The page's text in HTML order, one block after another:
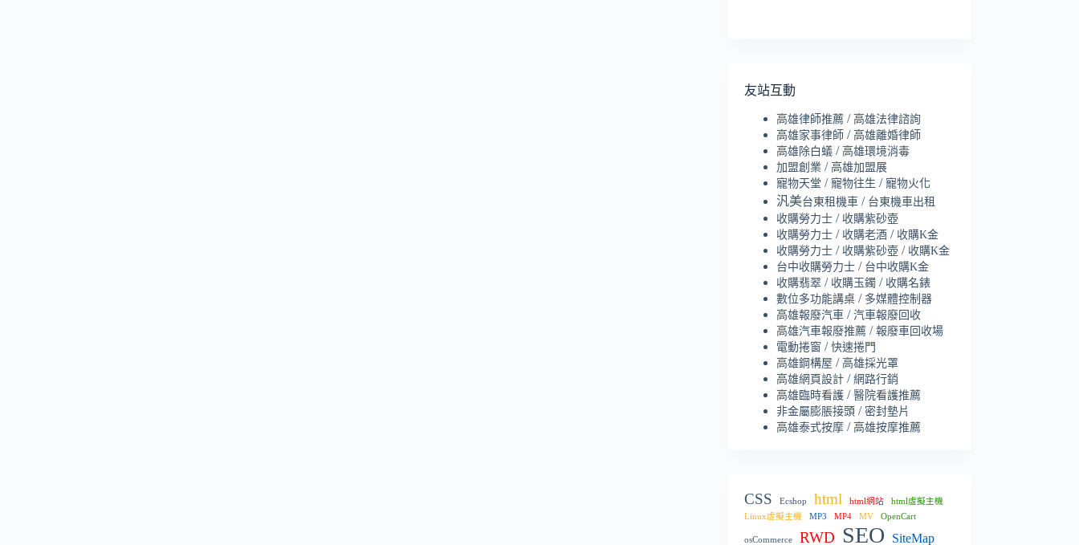
友站互動
高雄律師推薦 /高雄法律諮詢
高雄家事律師 /高雄離婚律師
高雄除白蟻 /高雄環境消毒
加盟創業 /高雄加盟展
寵物天堂 /寵物往生 /寵物火化
汎美台東租機車 / 台東機車出租
收購勞力士 / 收購紫砂壺
收購勞力士 / 收購老酒 / 收購K金
收購勞力士 / 收購紫砂壺 / 收購K金
台中收購勞力士 / 台中收購K金
收購翡翠 / 收購玉鐲 / 收購名錶
數位多功能講桌 / 多媒體控制器
高雄報廢汽車 /汽車報廢回收
高雄汽車報廢推薦 /報廢車回收場
電動捲窗 /快速捲門
高雄鋼構屋 /高雄採光罩
高雄網頁設計 /網路行銷
高雄臨時看護 /醫院看護推薦
非金屬膨脹接頭 /密封墊片
高雄泰式按摩 /高雄按摩推薦
CSS Ecshop html html網站
html虛擬主機
Linux虛擬主機
MP3 MP4 MV OpenCart
osCommerce RWD SEO SiteMap